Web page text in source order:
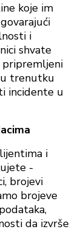
koje im
i
shvate
pripremljeni
u trenutku
incidente u
i
-
brojevi
brojeve
da izvrše